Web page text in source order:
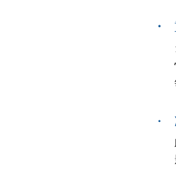
・
・